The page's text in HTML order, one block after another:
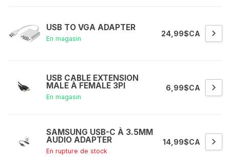
USB TO VGA ADAPTER
En magasin
24,99$CA
USB CABLE EXTENSION
MALE À FEMALE 3PI
En magasin
6,99$CA
SAMSUNG USB-C À 3.5MM
AUDIO ADAPTER
En rupture de stock
14,99$CA